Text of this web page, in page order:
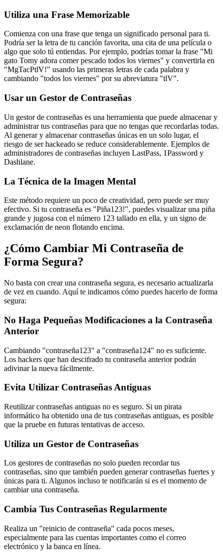
Utiliza una Frase Memorizable
Comienza con una frase que tenga un significado personal para ti.
Podría ser la letra de tu canción favorita, una cita de una película o
algo que solo tú entiendas. Por ejemplo, podrías tomar la frase "Mi
gato Tomy adora comer pescado todos los viernes" y convertirla en
"MgTacPtlV!" usando las primeras letras de cada palabra y
cambiando "todos los viernes" por su abreviatura "tlV".
Usar un Gestor de Contraseñas
Un gestor de contraseñas es una herramienta que puede almacenar y
administrar tus contraseñas para que no tengas que recordarlas todas.
Al generar y almacenar contraseñas únicas en un solo lugar, el
riesgo de ser hackeado se reduce considerablemente. Ejemplos de
administradores de contraseñas incluyen LastPass, 1Password y
Dashlane.
La Técnica de la Imagen Mental
Este método requiere un poco de creatividad, pero puede ser muy
efectivo. Si tu contraseña es "Piña123!", puedes visualizar una piña
grande y jugosa con el número 123 tallado en ella, y un signo de
exclamación de neon flotando encima.
¿Cómo Cambiar Mi Contraseña de
Forma Segura?
No basta con crear una contraseña segura, es necesario actualizarla
de vez en cuando. Aquí te indicamos cómo puedes hacerlo de forma
segura:
No Haga Pequeñas Modificaciones a la Contraseña
Anterior
Cambiando "contraseña123" a "contraseña124" no es suficiente.
Los hackers que han descifrado tu contraseña anterior podrán
adivinar la nueva fácilmente.
Evita Utilizar Contraseñas Antiguas
Reutilizar contraseñas antiguas no es seguro. Si un pirata
informático ha obtenido una de tus contraseñas antiguas, es posible
que la pruebe en futuras tentativas de acceso.
Utiliza un Gestor de Contraseñas
Los gestores de contraseñas no solo pueden recordar tus
contraseñas, sino que también pueden generar contraseñas fuertes y
únicas para ti. Algunos incluso te notificarán si es el momento de
cambiar una contraseña.
Cambia Tus Contraseñas Regularmente
Realiza un "reinicio de contraseña" cada pocos meses,
especialmente para las cuentas importantes como el correo
electrónico y la banca en línea.